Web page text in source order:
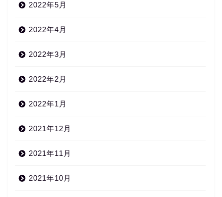
2022年5月
2022年4月
2022年3月
2022年2月
2022年1月
2021年12月
2021年11月
2021年10月